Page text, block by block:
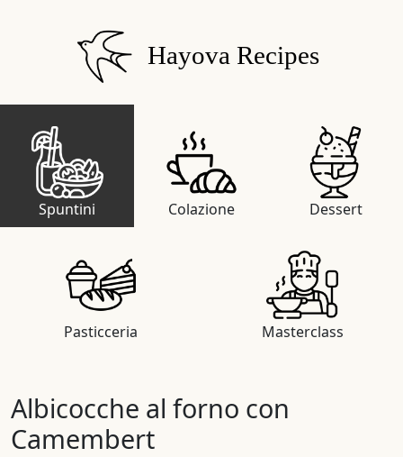
Hayova Recipes
Spuntini Colazione Dessert
Pasticceria Masterclass
Albicocche al forno con
Camembert